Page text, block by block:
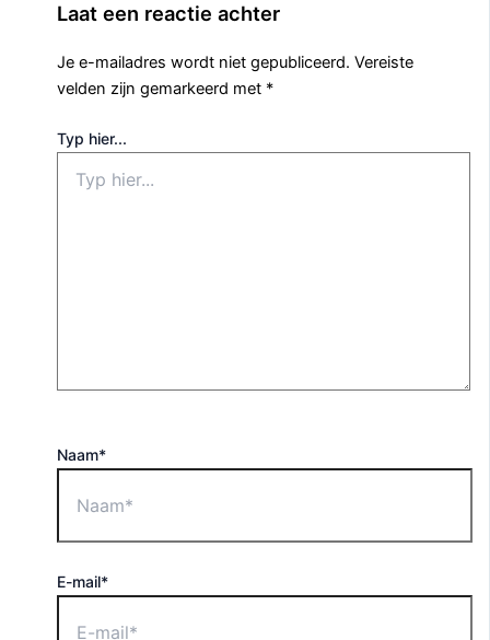
Laat een reactie achter
Je e-mailadres wordt niet gepubliceerd. Vereiste
velden zijn gemarkeerd met *
Typ hier...
Naam*
E-mail*